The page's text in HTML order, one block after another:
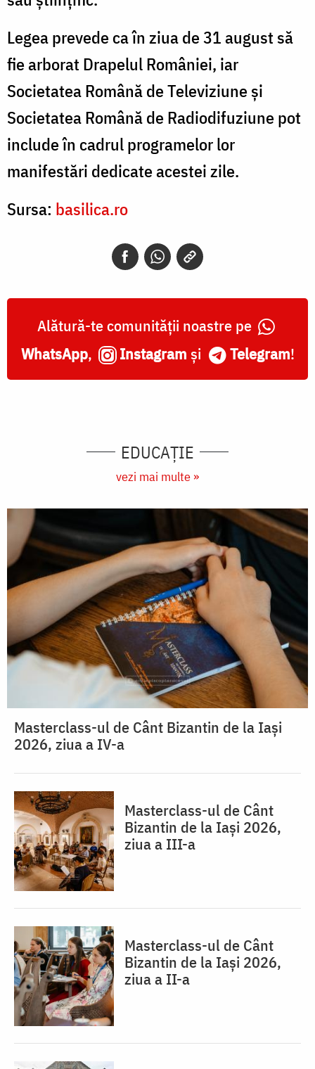
Legea prevede ca în ziua de 31 august să
fie arborat Drapelul României, iar
Societatea Română de Televiziune şi
Societatea Română de Radiodifuziune pot
include în cadrul programelor lor
manifestări dedicate acestei zile.
Sursa: basilica.ro
Alătură-te comunității noastre pe
WhatsApp, Instagram și Telegram!
EDUCAŢIE
vezi mai multe »
Masterclass-ul de Cânt Bizantin de la Iași
2026, ziua a IV-a
Masterclass-ul de Cânt
Bizantin de la Iași 2026,
ziua a III-a
Masterclass-ul de Cânt
Bizantin de la Iași 2026,
ziua a II-a